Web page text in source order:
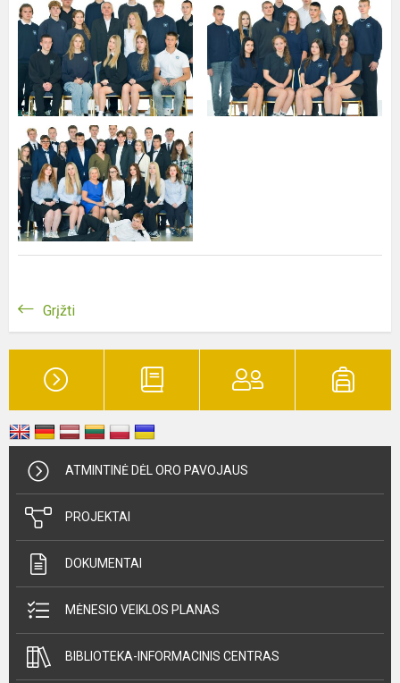
Grįžti
ATMINTINĖ DĖL ORO PAVOJAUS
PROJEKTAI
DOKUMENTAI
MĖNESIO VEIKLOS PLANAS
BIBLIOTEKA-INFORMACINIS CENTRAS